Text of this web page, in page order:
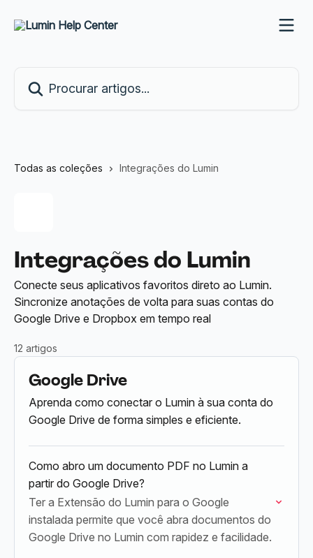
Todas as coleções Integrações do Lumin
Integrações do Lumin
Conecte seus aplicativos favoritos direto ao Lumin.
Sincronize anotações de volta para suas contas do
Google Drive e Dropbox em tempo real
12 artigos
Google Drive
Aprenda como conectar o Lumin à sua conta do
Google Drive de forma simples e eficiente.
Como abro um documento PDF no Lumin a
partir do Google Drive?
Ter a Extensão do Lumin para o Google
instalada permite que você abra documentos do
Google Drive no Lumin com rapidez e facilidade.